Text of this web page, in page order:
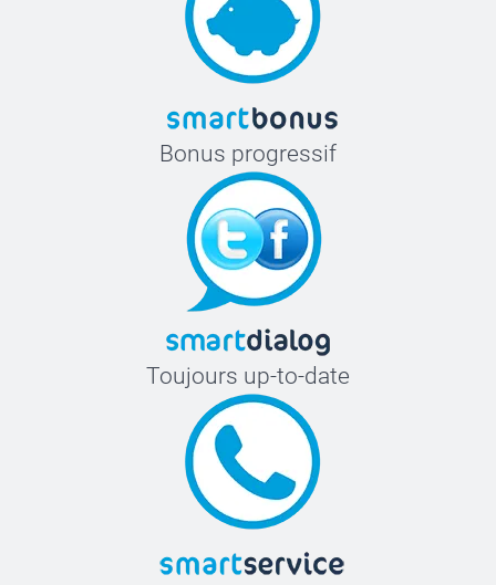
Bonus progressif
Toujours up-to-date